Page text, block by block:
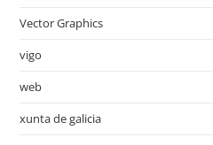
Vector Graphics
vigo
web
xunta de galicia